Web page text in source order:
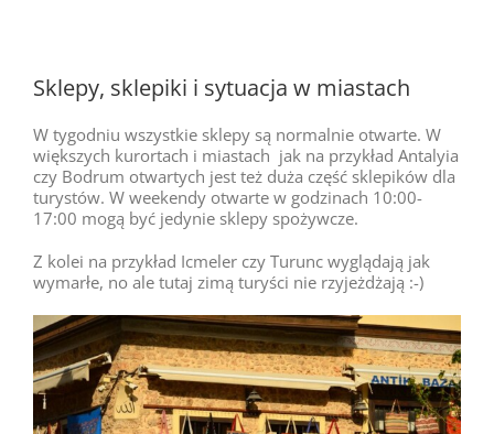
Sklepy, sklepiki i sytuacja w miastach
W tygodniu wszystkie sklepy są normalnie otwarte. W
większych kurortach i miastach jak na przykład Antalyia
czy Bodrum otwartych jest też duża część sklepików dla
turystów. W weekendy otwarte w godzinach 10:00-
17:00 mogą być jedynie sklepy spożywcze.
Z kolei na przykład Icmeler czy Turunc wyglądają jak
wymarłe, no ale tutaj zimą turyści nie rzyjeżdżają :-)